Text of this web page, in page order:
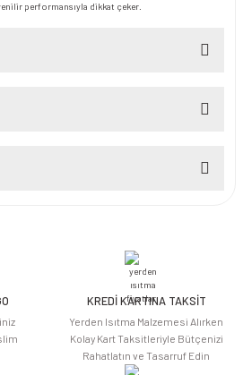
performansıyla dikkat çeker.
ederiz.
bilgiler bulunuyor.
KREDİ KARTINA TAKSİT
Yerden Isıtma Malzemesi Alırken
Kolay Kart Taksitleriyle Bütçenizi
Rahatlatın ve Tasarruf Edin